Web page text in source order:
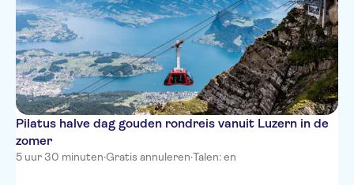
Pilatus halve dag gouden rondreis vanuit Luzern in de
zomer
5 uur 30 minuten·Gratis annuleren·Talen: en